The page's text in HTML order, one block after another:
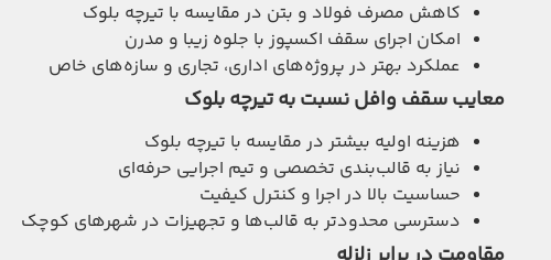
کاهش مصرف فولاد و بتن در مقایسه با تیرچه بلوک
امکان اجرای سقف اکسپوز با جلوه زیبا و مدرن
عملکرد بهتر در پروژه‌های اداری، تجاری و سازه‌های خاص
معایب سقف وافل نسبت به تیرچه بلوک
هزینه اولیه بیشتر در مقایسه با تیرچه بلوک
نیاز به قالب‌بندی تخصصی و تیم اجرایی حرفه‌ای
حساسیت بالا در اجرا و کنترل کیفیت
دسترسی محدودتر به قالب‌ها و تجهیزات در شهرهای کوچک